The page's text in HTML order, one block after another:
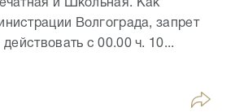
и Школьная. Как
Волгограда, запрет
с 00.00 ч. 10...